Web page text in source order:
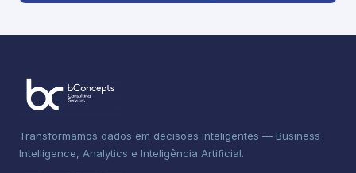
Transformamos dados em decisões inteligentes — Business
Intelligence, Analytics e Inteligência Artificial.